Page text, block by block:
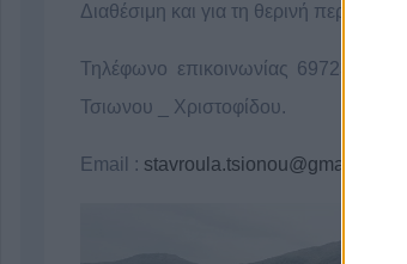
Διαθέσιμη και για τη θερινή περίοδο.
Τηλέφωνο επικοινωνίας
Τσιωνου _ Χριστοφίδου.
Email : stavroula.tsionou@gmail.com